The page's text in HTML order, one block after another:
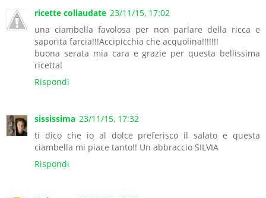
ricette collaudate 23/11/15, 17:02
una ciambella favolosa per non parlare della ricca e
saporita farcia!!!Accipicchia che acquolina!!!!!!!
buona serata mia cara e grazie per questa bellissima
ricetta!
Rispondi
sississima 23/11/15, 17:32
ti dico che io al dolce preferisco il salato e questa
ciambella mi piace tanto!! Un abbraccio SILVIA
Rispondi